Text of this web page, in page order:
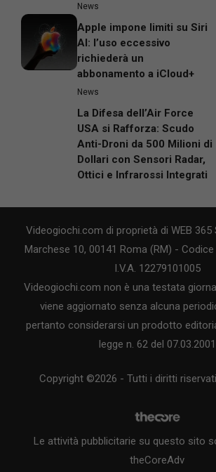
News
Apple impone limiti su Siri
AI: l’uso eccessivo
richiederà un
abbonamento a iCloud+
News
La Difesa dell’Air Force
USA si Rafforza: Scudo
Anti-Droni da 500 Milioni di
Dollari con Sensori Radar,
Ottici e Infrarossi Integrati
Videogiochi.com di proprietà di WEB 365
Marchese 10, 00141 Roma (RM) -
I.V.A. 12279101005
Videogiochi.com non è una testata
viene aggiornato senza alcuna
pertanto considerarsi un prodotto
legge n. 62 del 07.03.2001
Copyright ©2026 - Tutti i diritti
Le attività pubblicitarie su questo sito
theCoreAdv